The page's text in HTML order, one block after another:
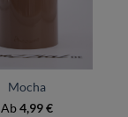
Mocha
Ab4,99€